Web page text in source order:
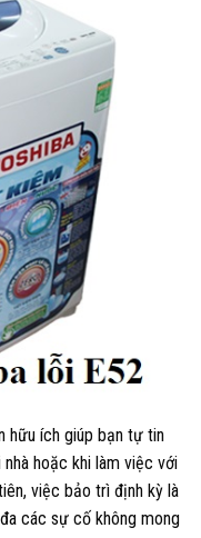
hữu ích giúp bạn tự tin
hoặc khi làm việc với
việc bảo trì định kỳ là
các sự cố không mong